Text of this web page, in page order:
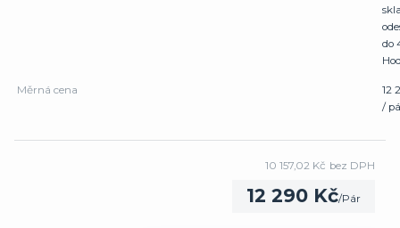
do
Měrná cena
12
/
12 290 Kč/Pár
10 157,02 Kč bez DPH